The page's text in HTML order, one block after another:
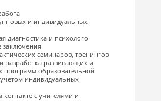
и индивидуальных
диагностика и психолого-
заключения
семинаров, тренингов
разработка развивающих и
программ образовательной
учетом индивидуальных
контакте с учителями и